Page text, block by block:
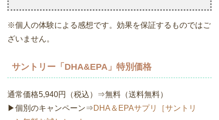
※個人の体験による感想です。効果を保証するものではご
ざいません。
サントリー「DHA&EPA」特別価格
通常価格5,940円（税込）⇒無料（送料無料）
▶個別のキャンペーン⇒DHA＆EPAサプリ［サントリ